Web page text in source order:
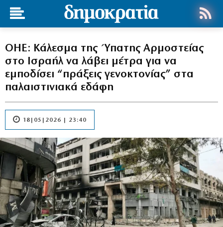
ΟΗΕ: Κάλεσμα της Ύπατης Αρμοστείας
στο Ισραήλ να λάβει μέτρα για να
εμποδίσει “πράξεις γενοκτονίας” στα
παλαιστινιακά εδάφη
18|05|2026 | 23:40